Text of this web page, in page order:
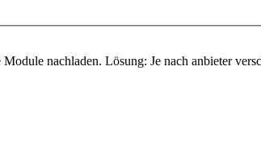
nachladen. Lösung: Je nach anbieter